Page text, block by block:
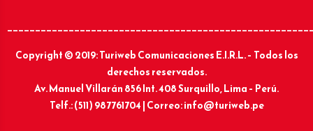
Copyright © 2019: Turiweb Comunicaciones E.I.R.L. – Todos los
derechos reservados.
Av. Manuel Villarán 856 Int. 408 Surquillo, Lima – Perú.
Telf.: (511) 987761704 | Correo: info@turiweb.pe